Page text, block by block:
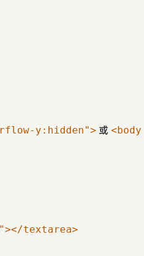
y:hidden"> 或 <body
textarea>